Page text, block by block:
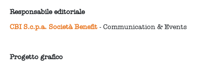
Responsabile editoriale
CBI S.c.p.a. Società Benefit - Communication & Events
Progetto grafico